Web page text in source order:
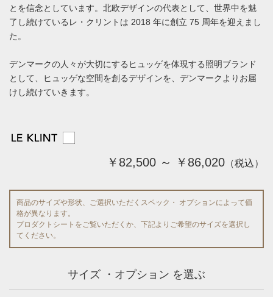
とを信念としています。北欧デザインの代表として、世界中を魅
了し続けているレ・クリントは 2018 年に創立 75 周年を迎えまし
た。
デンマークの人々が大切にするヒュッゲを体現する照明ブランド
として、ヒュッゲな空間を創るデザインを、デンマークよりお届
けし続けていきます。
￥82,500 ～ ￥86,020 （税込）
商品のサイズや形状、ご選択いただくスペック・ オプションによって価
格が異なります。
プロダクトシートをご覧いただくか、下記よりご希望のサイズを選択し
てください。
サイズ ・オプション を選ぶ